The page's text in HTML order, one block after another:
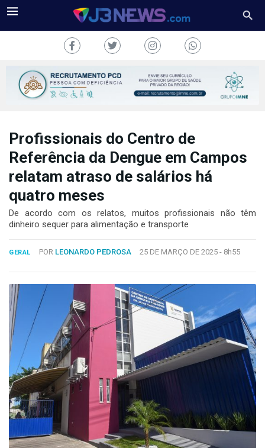
J3NEWS
COLUNAS
FALE
CONOSCO
Copyright
2024
por
Hesea
Tecnologia
Sistemas
Profissionais do Centro de
Referência da Dengue em Campos
relatam atraso de salários há
quatro meses
De acordo com os relatos, muitos profissionais não têm
dinheiro sequer para alimentação e transporte
GERAL POR LEONARDO PEDROSA 25 DE MARÇO DE 2025 - 8h55